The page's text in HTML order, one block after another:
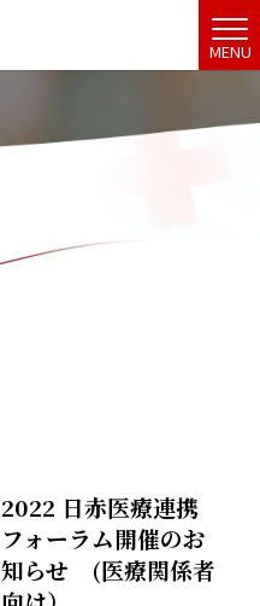
MENU
2022 日赤医療連携
フォーラム開催のお
知らせ (医療関係者